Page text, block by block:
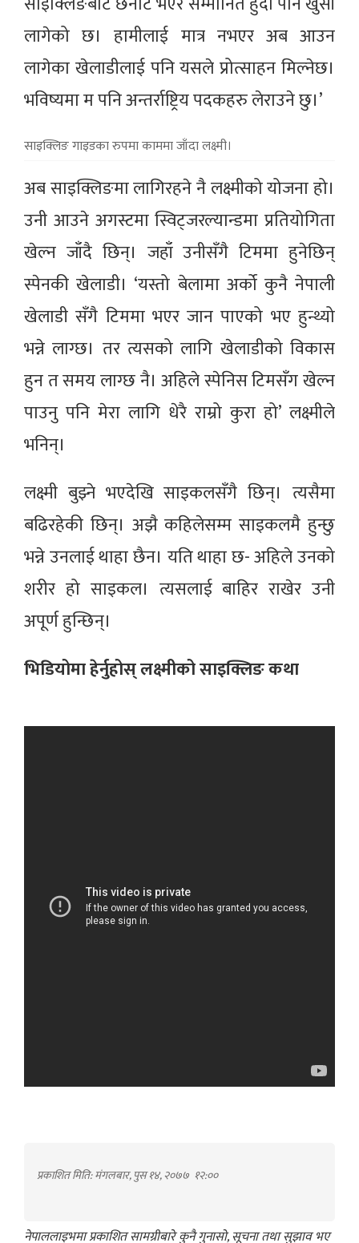
लागेको छ। हामीलाई मात्र नभएर अब आउन
लागेका खेलाडीलाई पनि यसले प्रोत्साहन मिल्नेछ।
भविष्यमा म पनि अन्तर्राष्ट्रिय पदकहरु लेराउने छु।’
साइक्लिङ गाइडका रुपमा काममा जाँदा लक्ष्मी।
अब साइक्लिङमा लागिरहने नै लक्ष्मीको योजना हो।
उनी आउने अगस्टमा स्विट्जरल्यान्डमा प्रतियोगिता
खेल्न जाँदै छिन्। जहाँ उनीसँगै टिममा हुनेछिन्
स्पेनकी खेलाडी। ‘यस्तो बेलामा अर्को कुनै नेपाली
खेलाडी सँगै टिममा भएर जान पाएको भए हुन्थ्यो
भन्ने लाग्छ। तर त्यसको लागि खेलाडीको विकास
हुन त समय लाग्छ नै। अहिले स्पेनिस टिमसँग खेल्न
पाउनु पनि मेरा लागि धेरै राम्रो कुरा हो’ लक्ष्मीले
भनिन्।
लक्ष्मी बुझ्ने भएदेखि साइकलसँगै छिन्। त्यसैमा
बढिरहेकी छिन्। अझै कहिलेसम्म साइकलमै हुन्छु
भन्ने उनलाई थाहा छैन। यति थाहा छ- अहिले उनको
शरीर हो साइकल। त्यसलाई बाहिर राखेर उनी
अपूर्ण हुन्छिन्।
भिडियोमा हेर्नुहोस् लक्ष्मीको साइक्लिङ कथा
प्रकाशित मिति: मंगलबार, पुस १४, २०७७ १२:००
नेपाललाइभमा प्रकाशित सामग्रीबारे कुनै गुनासो, सूचना तथा सुझाव भए